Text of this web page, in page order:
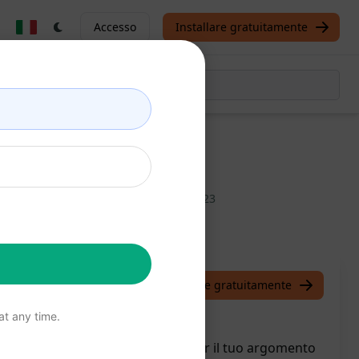
Accesso Installare gratuitamente
February 19, 2023
Installare gratuitamente
e descrizioni meta accattivanti per il tuo argomento
any time.